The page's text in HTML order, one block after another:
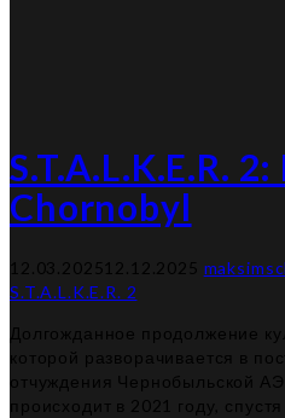
S.T.A.L.K.E.R.
Chornobyl
12.03.2025 12.12.2025
S.T.A.L.K.E.R. 2
Долгожданное продолжение
которой разворачивается в
отчуждения Чернобыльской
происходит в 2021 году,